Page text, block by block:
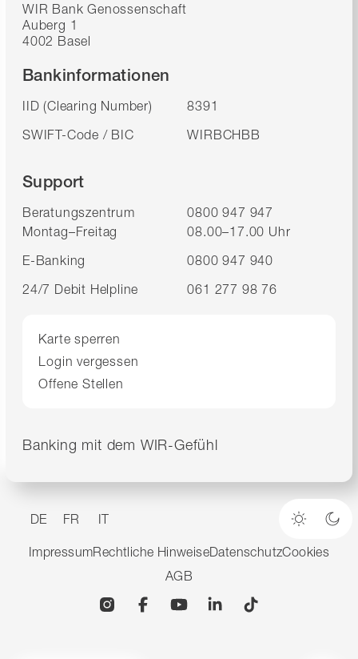
WIR Bank Genossenschaft
Auberg 1
4002 Basel
Bankinformationen
IID (Clearing Number)
8391
SWIFT-Code / BIC
WIRBCHBB
Support
Beratungszentrum
0800 947 947
Montag–Freitag
08.00–17.00 Uhr
E-Banking
0800 947 940
24/7 Debit Helpline
061 277 98 76
Karte sperren
Login vergessen
Offene Stellen
Banking mit dem WIR-Gefühl
DE FR IT
Heller
ImpressumRechtliche HinweiseDatenschutzCookies
AGB
InstagramFacebookYouTubeLinkedin